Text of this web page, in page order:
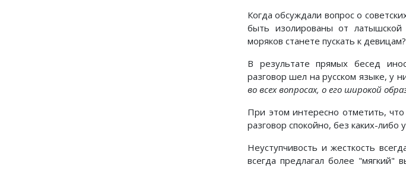
Когда обсуждали вопрос о
быть изолированы от
моряков станете пускать к
В результате прямых бесед
разговор шел на русском языке, у
во всех вопросах, о его широкой
При этом интересно отметить,
разговор спокойно, без каких-либо
Неуступчивость и жесткость
всегда предлагал более